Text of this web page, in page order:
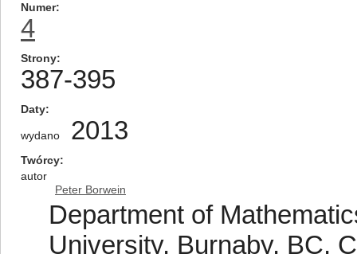
Numer
4
Strony
387-395
Daty
wydano 2013
Twórcy
autor
Peter Borwein
Department of
University, Burnaby, BC,